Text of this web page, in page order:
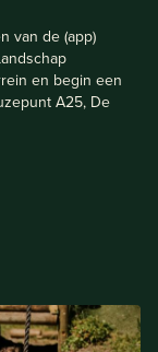
van de (app)
en begin een
A25, De